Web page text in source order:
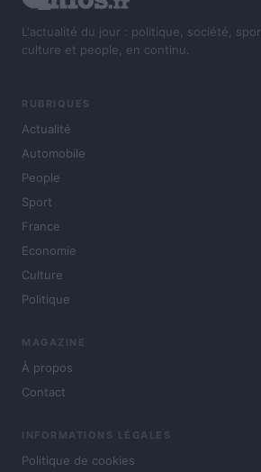
L'actualité du jour : politique, société,
culture et people, en continu.
RUBRIQUES
Actualité
Automobile
People
Sport
France
Economie
Culture
Politique
MAGAZINE
À propos
Contact
INFORMATIONS LÉGALES
Politique de cookies